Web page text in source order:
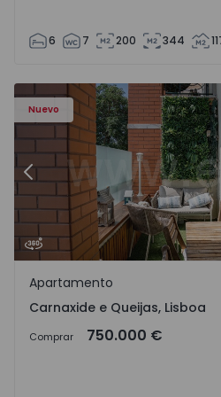
6 7 200 344
Nuevo
- 19
Apartamento T3 Oeiras,
Anterior
Carnaxide e Queijas, Lisboa
Apartamento
Carnaxide e Queijas, Lisboa
Comprar 750.000 €